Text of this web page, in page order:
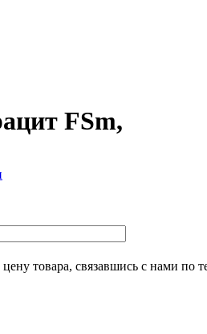
FSm,
товара, связавшись с нами по